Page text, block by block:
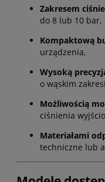
Zakresem
do 8 lub 10 bar,
Kompaktową
urządzenia,
Wysoką
o wąskim
Możliwością
ciśnienia
Materiałami
techniczne lub